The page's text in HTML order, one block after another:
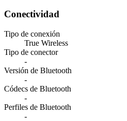
Conectividad
Tipo de conexión
True Wireless
Tipo de conector
-
Versión de Bluetooth
-
Códecs de Bluetooth
-
Perfiles de Bluetooth
-